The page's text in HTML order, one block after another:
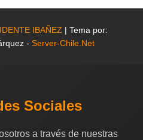
IBAÑEZ | Tema por:
- Server-Chile.Net
Sociales
a través de nuestras